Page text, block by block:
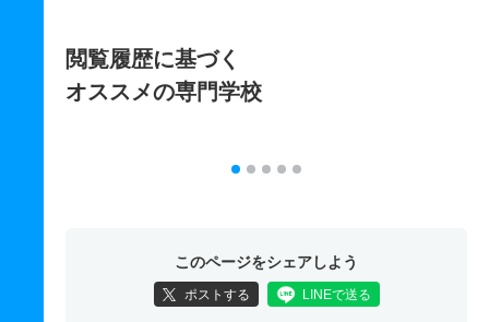
閲覧履歴に基づく
オススメの専門学校
このページをシェアしよう
ポストする LINEで送る